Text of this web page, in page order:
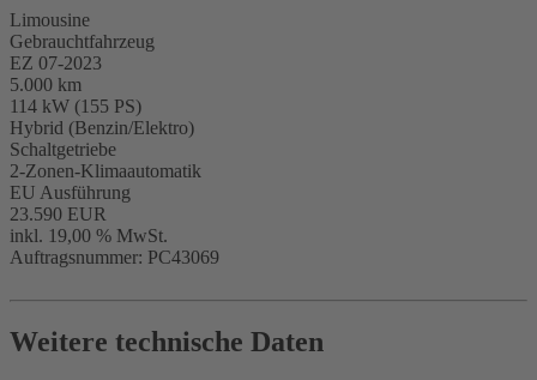
Limousine
Gebrauchtfahrzeug
EZ 07-2023
5.000 km
114 kW (155 PS)
Hybrid (Benzin/Elektro)
Schaltgetriebe
2-Zonen-Klimaautomatik
EU Ausführung
23.590 EUR
inkl. 19,00 % MwSt.
Auftragsnummer: PC43069
Weitere technische Daten